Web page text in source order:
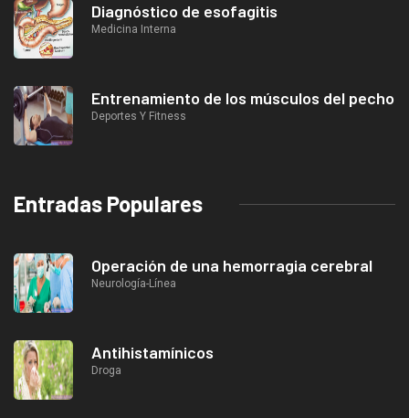
Diagnóstico de esofagitis
Medicina Interna
Entrenamiento de los músculos del pecho
Deportes Y Fitness
Entradas Populares
Operación de una hemorragia cerebral
Neurología-Línea
Antihistamínicos
Droga